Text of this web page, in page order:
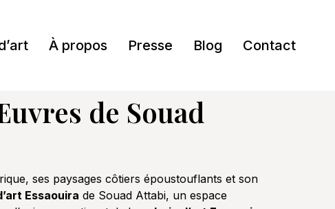
À propos Presse Blog Contact
de Souad
ses paysages côtiers époustouflants et son
Essaouira de Souad Attabi, un espace